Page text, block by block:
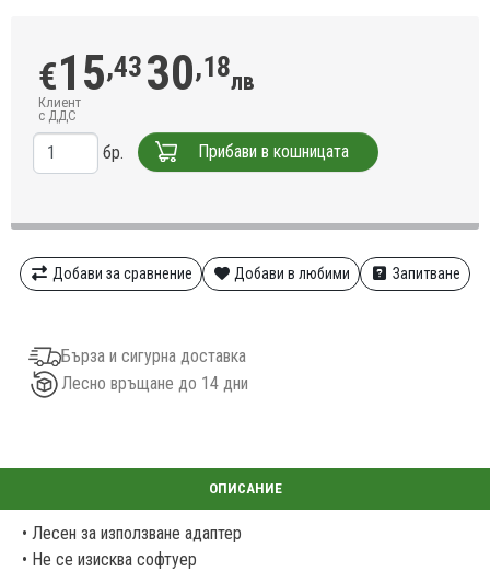
€15,43 30,18лв
Клиент
с ДДС
бр. Прибави в кошницата
Добави за сравнение Добави в любими Запитване
Бърза и сигурна доставка
Лесно връщане до 14 дни
• Лесен за използване адаптер
• Не се изисква софтуер